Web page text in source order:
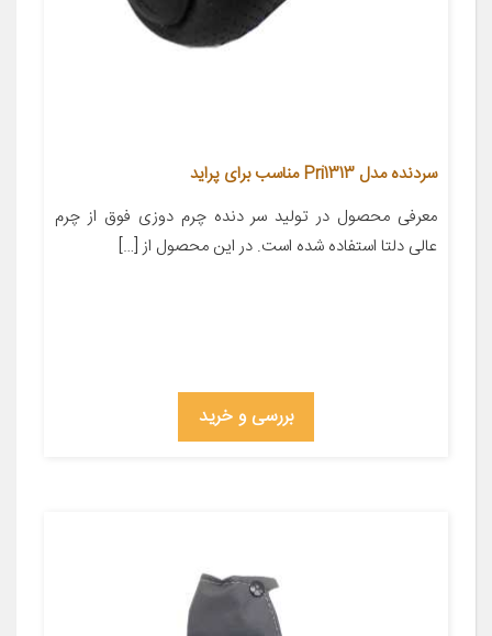
سردنده مدل Pri1313 مناسب برای پراید
معرفی محصول در تولید سر دنده چرم دوزی فوق از چرم
عالی دلتا استفاده شده است. در این محصول از […]
بررسی و خرید